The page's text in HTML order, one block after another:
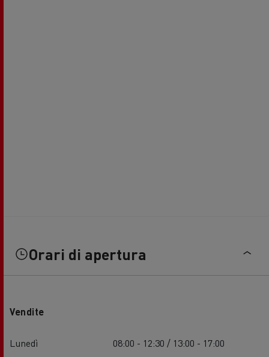
Orari di apertura
Vendite
Lunedì
08:00 - 12:30 / 13:00 - 17:00